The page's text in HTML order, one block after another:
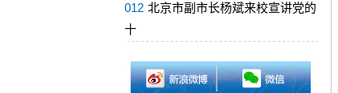
012 北京市副市长杨斌来校宣讲党的
十